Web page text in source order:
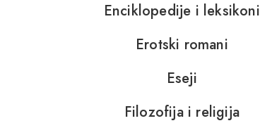
Enciklopedije i leksikoni
Erotski romani
Eseji
Filozofija i religija